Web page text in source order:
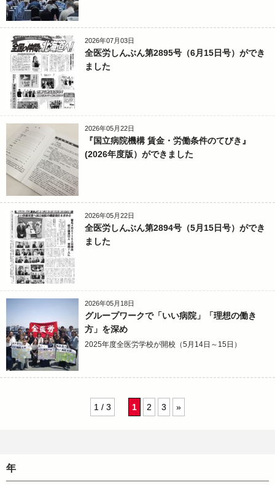
2026年07月03日
全医労しんぶん第2895号（6月15日号）ができ
ました
2026年05月22日
『国立病院機構 賃金・労働条件のてびき』
(2026年度版）ができました
2026年05月22日
全医労しんぶん第2894号（5月15日号）ができ
ました
2026年05月18日
グループワークで「いい病院」「理想の働き
方」を深め
2025年度全医労学校が開校（5月14日～15日）
1 / 3 1 2 3 »
年